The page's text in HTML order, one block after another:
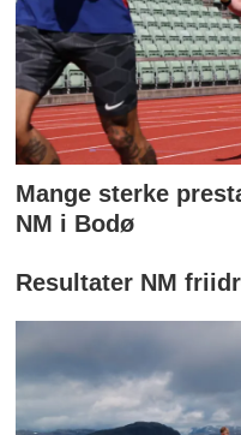
Mange sterke
NM i Bodø
Resultater NM